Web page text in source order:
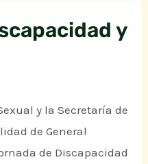
y
y la Secretaría de
de General
de Discapacidad